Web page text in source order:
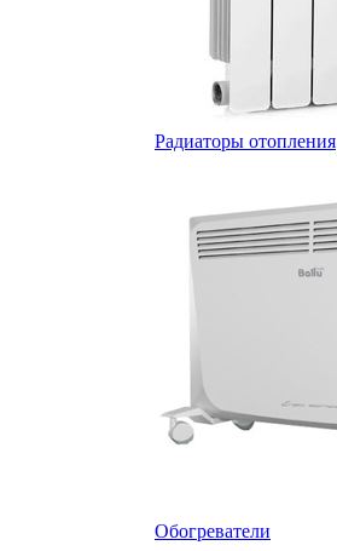
Радиаторы отопления
Обогреватели